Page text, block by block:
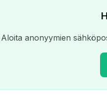
Aloita anonyymien